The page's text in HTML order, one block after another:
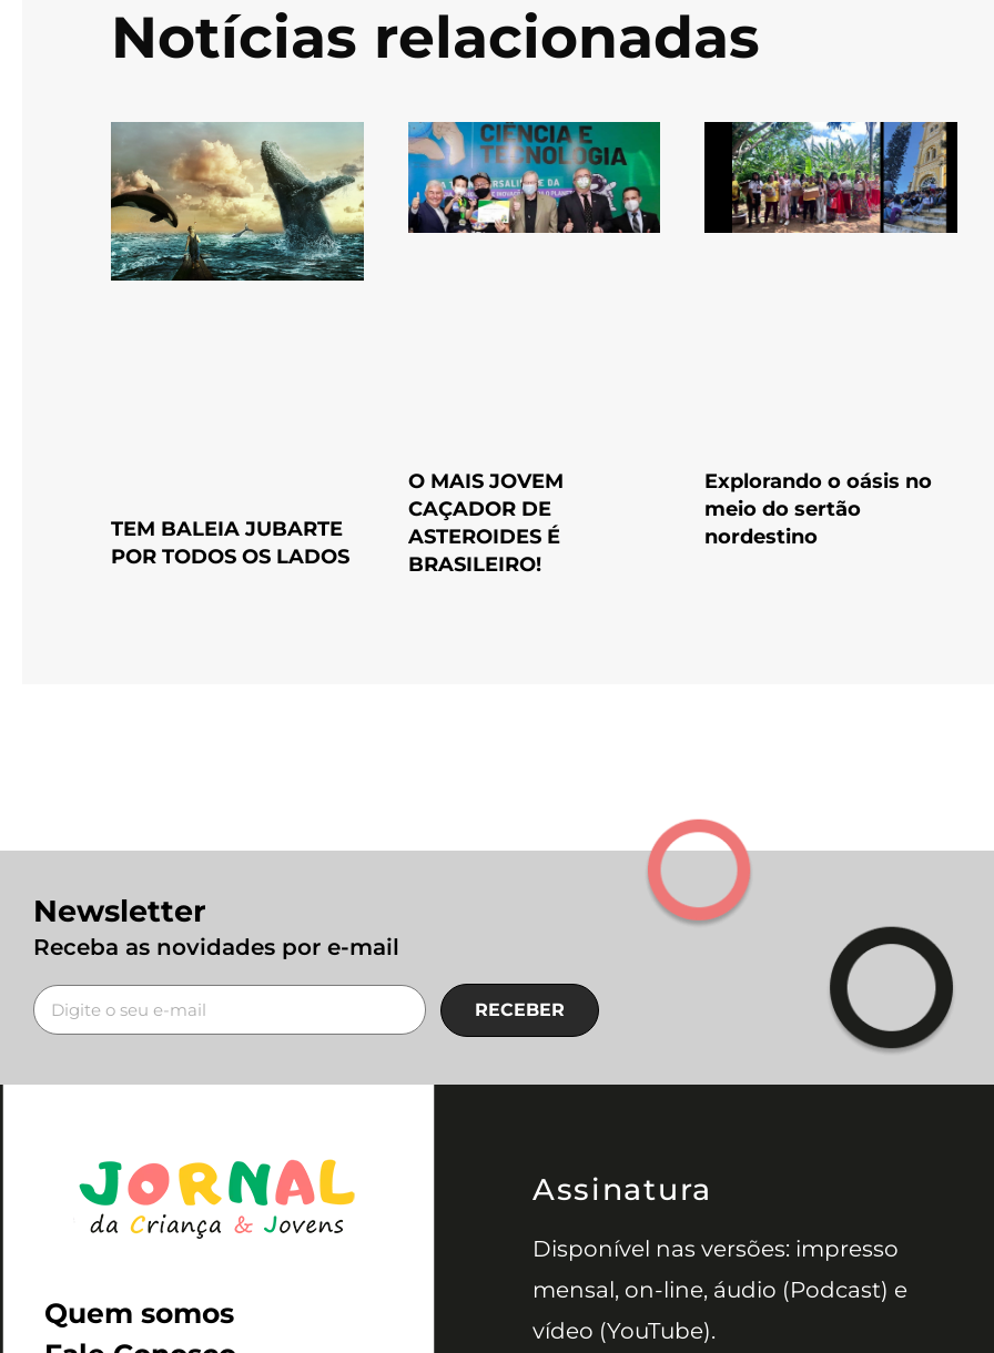
Notícias relacionadas
TEM BALEIA JUBARTE
POR TODOS OS LADOS
O MAIS JOVEM
CAÇADOR DE
ASTEROIDES É
BRASILEIRO!
Explorando o oásis no
meio do sertão
nordestino
Newsletter
Receba as novidades por e-mail
RECEBER
Quem somos
Assinatura
Disponível nas versões: impresso
mensal, on-line, áudio (Podcast) e
vídeo (YouTube).